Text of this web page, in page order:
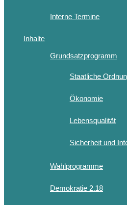
Interne Termine
Inhalte
Grundsatzprogramm
Staatliche
Ökonomie
Lebensqualität
Sicherheit und
Wahlprogramme
Demokratie 2.18